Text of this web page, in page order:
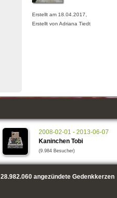
Erstellt am 18.04.2017,
Erstellt von Adriana Tiedt
2008-02-01 - 2013-06-07
Kaninchen Tobi
(9.984 Besucher)
28.982.060angezündete Gedenkkerzen